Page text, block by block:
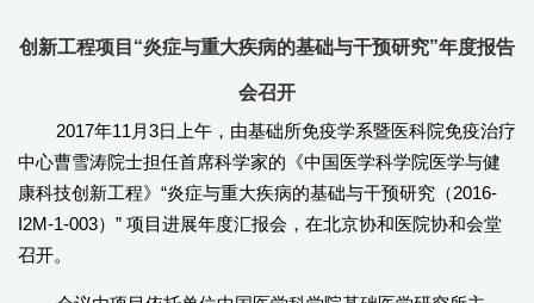
创新工程项目“炎症与重大疾病的基础与干预研究”年度报告
会召开
2017年11月3日上午，由基础所免疫学系暨医科院免疫治疗
中心曹雪涛院士担任首席科学家的《中国医学科学院医学与健
康科技创新工程》“炎症与重大疾病的基础与干预研究（2016-
I2M-1-003）” 项目进展年度汇报会，在北京协和医院协和会堂
召开。